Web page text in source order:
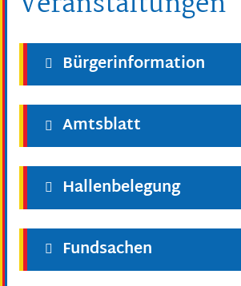
Bürgerinformation
Amtsblatt
Hallenbelegung
Fundsachen